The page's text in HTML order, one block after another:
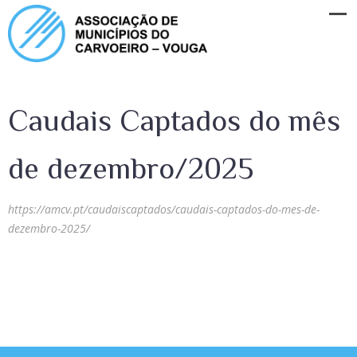
Caudais Captados do mês
de dezembro/2025
https://amcv.pt/caudaiscaptados/caudais-captados-do-mes-de-
dezembro-2025/